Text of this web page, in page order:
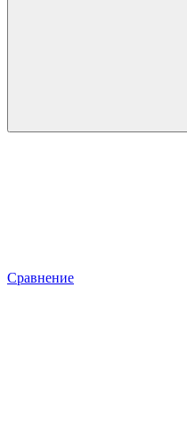
Сравнение